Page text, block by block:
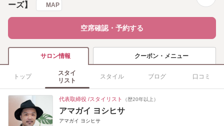
ーズ】
MAP
空席確認・予約する
サロン情報 クーポン・メニュー
トップ
スタイ
リスト
スタイル ブログ 口コミ
代表取締役 /スタイリスト （歴20年以上）
アマガイ ヨシヒサ
アマガイ ヨシヒサ